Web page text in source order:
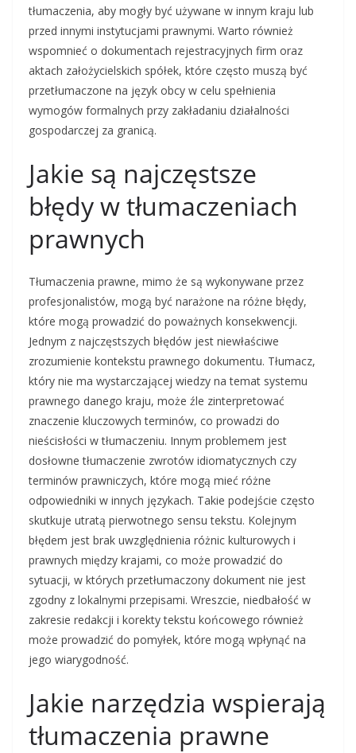
tłumaczenia, aby mogły być używane w innym kraju lub
przed innymi instytucjami prawnymi. Warto również
wspomnieć o dokumentach rejestracyjnych firm oraz
aktach założycielskich spółek, które często muszą być
przetłumaczone na język obcy w celu spełnienia
wymogów formalnych przy zakładaniu działalności
gospodarczej za granicą.
Jakie są najczęstsze
błędy w tłumaczeniach
prawnych
Tłumaczenia prawne, mimo że są wykonywane przez
profesjonalistów, mogą być narażone na różne błędy,
które mogą prowadzić do poważnych konsekwencji.
Jednym z najczęstszych błędów jest niewłaściwe
zrozumienie kontekstu prawnego dokumentu. Tłumacz,
który nie ma wystarczającej wiedzy na temat systemu
prawnego danego kraju, może źle zinterpretować
znaczenie kluczowych terminów, co prowadzi do
nieścisłości w tłumaczeniu. Innym problemem jest
dosłowne tłumaczenie zwrotów idiomatycznych czy
terminów prawniczych, które mogą mieć różne
odpowiedniki w innych językach. Takie podejście często
skutkuje utratą pierwotnego sensu tekstu. Kolejnym
błędem jest brak uwzględnienia różnic kulturowych i
prawnych między krajami, co może prowadzić do
sytuacji, w których przetłumaczony dokument nie jest
zgodny z lokalnymi przepisami. Wreszcie, niedbałość w
zakresie redakcji i korekty tekstu końcowego również
może prowadzić do pomyłek, które mogą wpłynąć na
jego wiarygodność.
Jakie narzędzia wspierają
tłumaczenia prawne